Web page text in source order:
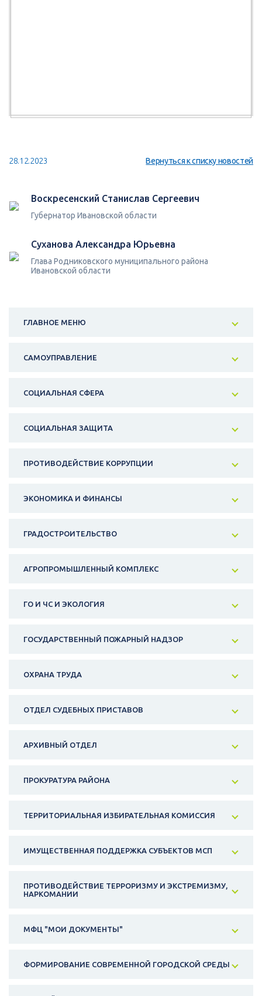
28.12.2023 Вернуться к списку новостей
Воскресенский Станислав Сергеевич
Губернатор Ивановской области
Суханова Александра Юрьевна
Глава Родниковского муниципального района
Ивановской области
ГЛАВНОЕ МЕНЮ
САМОУПРАВЛЕНИЕ
СОЦИАЛЬНАЯ СФЕРА
СОЦИАЛЬНАЯ ЗАЩИТА
ПРОТИВОДЕЙСТВИЕ КОРРУПЦИИ
ЭКОНОМИКА И ФИНАНСЫ
ГРАДОСТРОИТЕЛЬСТВО
АГРОПРОМЫШЛЕННЫЙ КОМПЛЕКС
ГО И ЧС И ЭКОЛОГИЯ
ГОСУДАРСТВЕННЫЙ ПОЖАРНЫЙ НАДЗОР
ОХРАНА ТРУДА
ОТДЕЛ СУДЕБНЫХ ПРИСТАВОВ
АРХИВНЫЙ ОТДЕЛ
ПРОКУРАТУРА РАЙОНА
ТЕРРИТОРИАЛЬНАЯ ИЗБИРАТЕЛЬНАЯ КОМИССИЯ
ИМУЩЕСТВЕННАЯ ПОДДЕРЖКА СУБЪЕКТОВ МСП
ПРОТИВОДЕЙСТВИЕ ТЕРРОРИЗМУ И ЭКСТРЕМИЗМУ,
НАРКОМАНИИ
МФЦ "МОИ ДОКУМЕНТЫ"
ФОРМИРОВАНИЕ СОВРЕМЕННОЙ ГОРОДСКОЙ СРЕДЫ